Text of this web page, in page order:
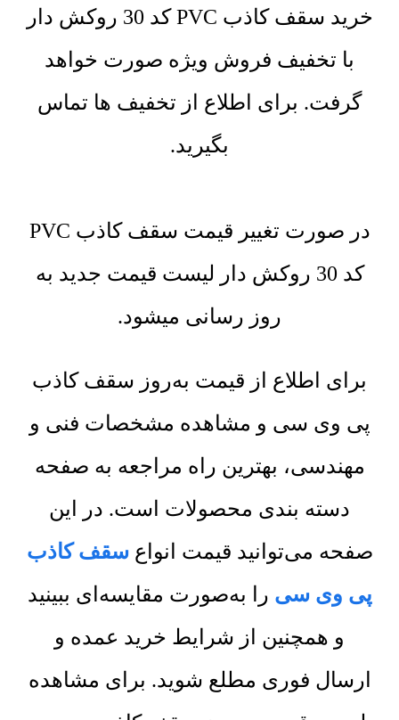
خرید سقف کاذب PVC کد 30 روکش دار
با تخفیف فروش ویژه صورت خواهد
گرفت. برای اطلاع از تخفیف ها تماس
بگیرید.
در صورت تغییر قیمت سقف کاذب PVC
کد 30 روکش دار لیست قیمت جدید به
روز رسانی میشود.
برای اطلاع از قیمت به‌روز سقف کاذب
پی وی سی و مشاهده مشخصات فنی و
مهندسی، بهترین راه مراجعه به صفحه
دسته بندی محصولات است. در این
صفحه می‌توانید قیمت انواعسقف کاذب
پی وی سی را به‌صورت مقایسه‌ای ببینید
و همچنین از شرایط خرید عمده و
ارسال فوری مطلع شوید. برای مشاهده